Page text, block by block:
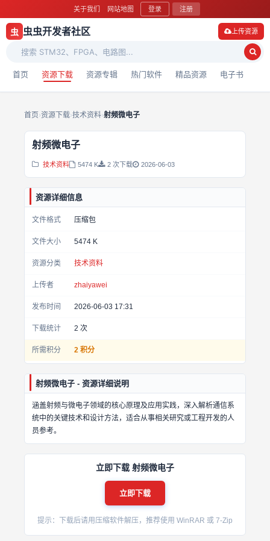
关于我们 网站地图 登录 注册
虫 虫虫开发者社区
首页 资源下载 资源专辑 热门软件 精品资源 电子书
上传资源
首页›资源下载›技术资料›射频微电子
射频微电子
技术资料 5474 K 2 次下载 2026-06-03
资源详细信息
文件格式 压缩包
文件大小 5474 K
资源分类 技术资料
上传者 zhaiyawei
发布时间 2026-06-03 17:31
下载统计 2 次
所需积分 2 积分
射频微电子 - 资源详细说明
涵盖射频与微电子领域的核心原理及应用实践，深入解析通信系
统中的关键技术和设计方法，适合从事相关研究或工程开发的人
员参考。
立即下载 射频微电子
立即下载
提示：下载后请用压缩软件解压，推荐使用 WinRAR 或 7-Zip